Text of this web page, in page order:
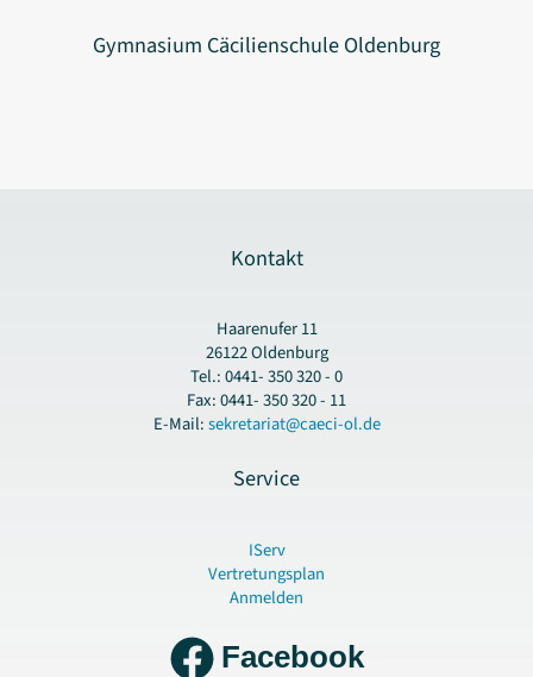
Gymnasium Cäcilienschule Oldenburg
Kontakt
Haarenufer 11
26122 Oldenburg
Tel.: 0441- 350 320 - 0
Fax: 0441- 350 320 - 11
E-Mail:sekretariat@caeci-ol.de
Service
IServ
Vertretungsplan
Anmelden
Facebook